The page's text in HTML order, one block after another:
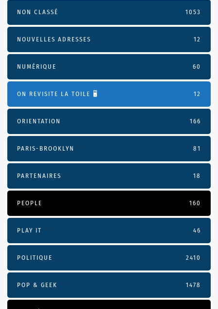
NON CLASSÉ 1053
NOUVELLES ADRESSES 12
NUMÉRIQUE 60
ON REVISITE LA TOILE 🖥️ 12
ORIENTATION 166
PARIS-BROOKLYN 81
PARTENAIRES 18
PEOPLE 160
PLAY IT 46
POLITIQUE 2410
POP & GEEK 1478